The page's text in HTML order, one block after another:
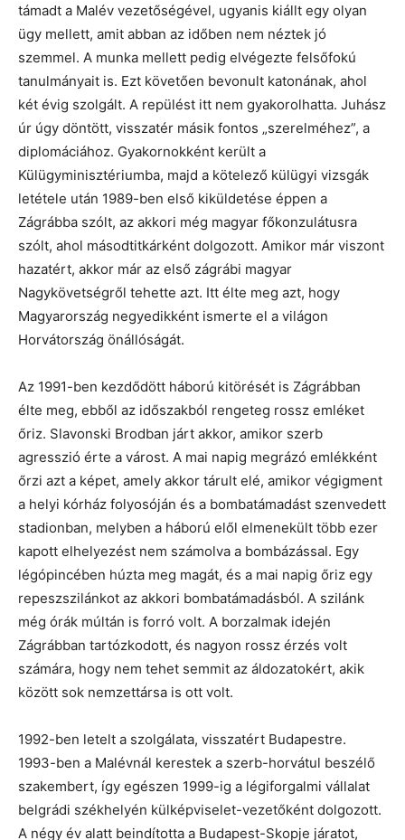
támadt a Malév vezetőségével, ugyanis kiállt egy olyan
ügy mellett, amit abban az időben nem néztek jó
szemmel. A munka mellett pedig elvégezte felsőfokú
tanulmányait is. Ezt követően bevonult katonának, ahol
két évig szolgált. A repülést itt nem gyakorolhatta. Juhász
úr úgy döntött, visszatér másik fontos „szerelméhez”, a
diplomáciához. Gyakornokként került a
Külügyminisztériumba, majd a kötelező külügyi vizsgák
letétele után 1989-ben első kiküldetése éppen a
Zágrábba szólt, az akkori még magyar főkonzulátusra
szólt, ahol másodtitkárként dolgozott. Amikor már viszont
hazatért, akkor már az első zágrábi magyar
Nagykövetségről tehette azt. Itt élte meg azt, hogy
Magyarország negyedikként ismerte el a világon
Horvátország önállóságát.
Az 1991-ben kezdődött háború kitörését is Zágrábban
élte meg, ebből az időszakból rengeteg rossz emléket
őriz. Slavonski Brodban járt akkor, amikor szerb
agresszió érte a várost. A mai napig megrázó emlékként
őrzi azt a képet, amely akkor tárult elé, amikor végigment
a helyi kórház folyosóján és a bombatámadást szenvedett
stadionban, melyben a háború elől elmenekült több ezer
kapott elhelyezést nem számolva a bombázással. Egy
légópincében húzta meg magát, és a mai napig őriz egy
repeszszilánkot az akkori bombatámadásból. A szilánk
még órák múltán is forró volt. A borzalmak idején
Zágrábban tartózkodott, és nagyon rossz érzés volt
számára, hogy nem tehet semmit az áldozatokért, akik
között sok nemzettársa is ott volt.
1992-ben letelt a szolgálata, visszatért Budapestre.
1993-ben a Malévnál kerestek a szerb-horvátul beszélő
szakembert, így egészen 1999-ig a légiforgalmi vállalat
belgrádi székhelyén külképviselet-vezetőként dolgozott.
A négy év alatt beindította a Budapest-Skopje járatot,